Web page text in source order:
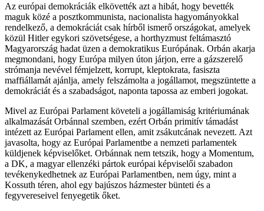
Az európai demokráciák elkövették azt a hibát, hogy bevették
maguk közé a posztkommunista, nacionalista hagyományokkal
rendelkező, a demokráciát csak hírből ismerő országokat, amelyek
közül Hitler egykori szövetségese, a horthyzmust feltámasztó
Magyarország hadat üzen a demokratikus Európának. Orbán akarja
megmondani, hogy Európa milyen úton járjon, erre a gázszerelő
strómanja nevével fémjelzett, korrupt, kleptokrata, fasiszta
maffiállamát ajánlja, amely felszámolta a jogállamot, megszüntette a
demokráciát és a szabadságot, naponta tapossa az emberi jogokat.
Mivel az Európai Parlament követeli a jogállamiság kritériumának
alkalmazását Orbánnal szemben, ezért Orbán primitív támadást
intézett az Európai Parlament ellen, amit zsákutcának nevezett. Azt
javasolta, hogy az Európai Parlamentbe a nemzeti parlamentek
küldjenek képviselőket. Orbánnak nem tetszik, hogy a Momentum,
a DK, a magyar ellenzéki pártok európai képviselői szabadon
tevékenykedhetnek az Európai Parlamentben, nem úgy, mint a
Kossuth téren, ahol egy bajúszos házmester bünteti és a
fegyvereseivel fenyegetik őket.